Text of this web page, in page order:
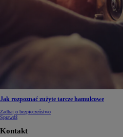
Jak rozpoznać zużyte tarcze hamulcowe
Zadbaj o bezpieczeństwo
Sprawdź
Kontakt